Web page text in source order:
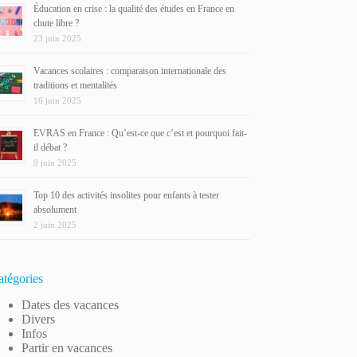
Éducation en crise : la qualité des études en France en
chute libre ?
23 juin 2025
Vacances scolaires : comparaison internationale des
traditions et mentalités
16 juin 2025
EVRAS en France : Qu’est-ce que c’est et pourquoi fait-
il débat ?
9 juin 2025
Top 10 des activités insolites pour enfants à tester
absolument
2 juin 2025
Dates des vacances
Divers
Infos
Partir en vacances